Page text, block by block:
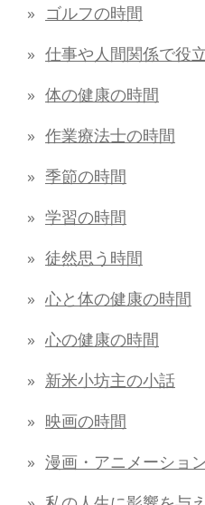
ゴルフの時間
仕事や人間関係で役
体の健康の時間
作業療法士の時間
季節の時間
学習の時間
徒然思う時間
心と体の健康の時間
心の健康の時間
新米小坊主の小話
映画の時間
漫画・アニメーショ